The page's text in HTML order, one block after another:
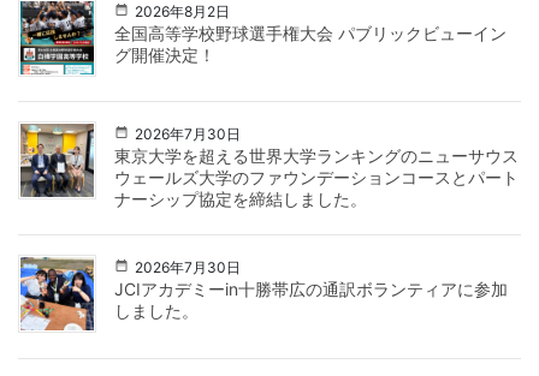
2026年8月2日
全国高等学校野球選手権大会 パブリックビューイン
グ開催決定！
2026年7月30日
東京大学を超える世界大学ランキングのニューサウス
ウェールズ大学のファウンデーションコースとパート
ナーシップ協定を締結しました。
2026年7月30日
JCIアカデミーin十勝帯広の通訳ボランティアに参加
しました。